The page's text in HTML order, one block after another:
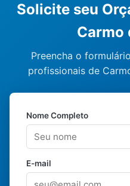
Solicite seu
Carmo
Preencha o
profissionais de
Nome Completo
E-mail